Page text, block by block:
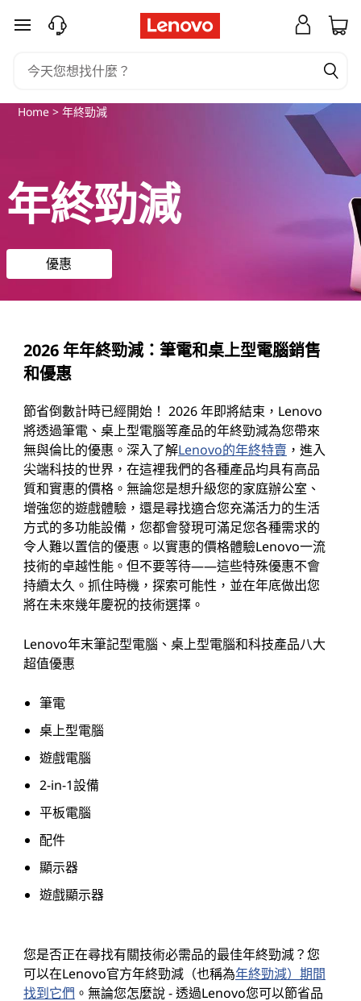
o
促
銷
跳至主要內容
Home> 年終勁減
年終勁減
優惠
2026 年年終勁減：筆電和桌上型電腦銷售
和優惠
節省倒數計時已經開始！ 2026 年即將結束，Lenovo
將透過筆電、桌上型電腦等產品的年終勁減為您帶來
無與倫比的優惠。深入了解Lenovo的年終特賣 ，進入
尖端科技的世界，在這裡我們的各種產品均具有高品
質和實惠的價格。無論您是想升級您的家庭辦公室、
增強您的遊戲體驗，還是尋找適合您充滿活力的生活
方式的多功能設備，您都會發現可滿足您各種需求的
令人難以置信的優惠。以實惠的價格體驗Lenovo一流
技術的卓越性能。但不要等待——這些特殊優惠不會
持續太久。抓住時機，探索可能性，並在年底做出您
將在未來幾年慶祝的技術選擇。
Lenovo年末筆記型電腦、桌上型電腦和科技產品八大
超值優惠
筆電
桌上型電腦
遊戲電腦
2-in-1設備
平板電腦
配件
顯示器
遊戲顯示器
您是否正在尋找有關技術必需品的最佳年終勁減？您
可以在Lenovo官方年終勁減（也稱為年終勁減）期間
找到它們 。無論您怎麼說 - 透過Lenovo您可以節省品